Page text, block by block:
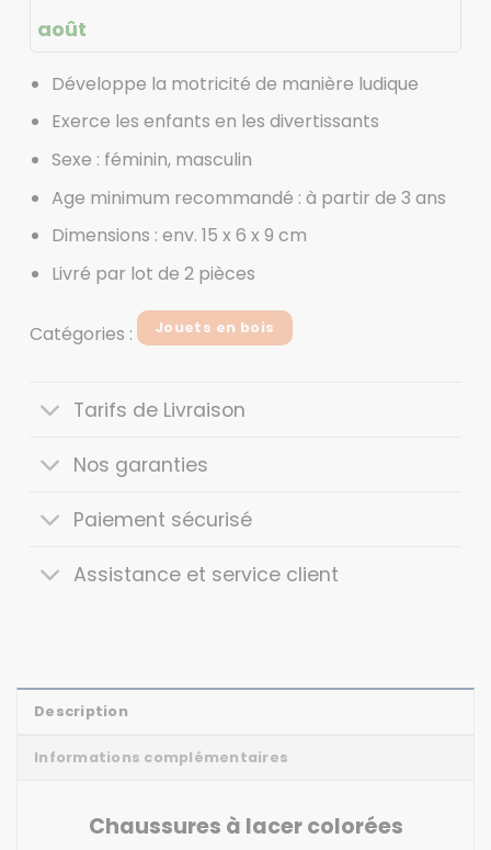
août
Développe la motricité de manière ludique
Exerce les enfants en les divertissants
Sexe : féminin, masculin
Age minimum recommandé : à partir de 3 ans
Dimensions : env. 15 x 6 x 9 cm
Livré par lot de 2 pièces
Catégories : Jouets en bois
Tarifs de Livraison
Nos garanties
Paiement sécurisé
Assistance et service client
Description
Informations complémentaires
Chaussures à lacer colorées